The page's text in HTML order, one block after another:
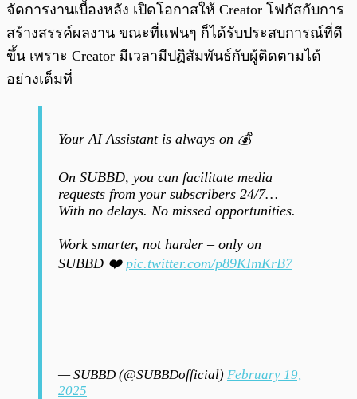
จัดการงานเบื้องหลัง เปิดโอกาสให้ Creator โฟกัสกับการ
สร้างสรรค์ผลงาน ขณะที่แฟนๆ ก็ได้รับประสบการณ์ที่ดี
ขึ้น เพราะ Creator มีเวลามีปฏิสัมพันธ์กับผู้ติดตามได้
อย่างเต็มที่
Your AI Assistant is always on 💰
On SUBBD, you can facilitate media
requests from your subscribers 24/7…
With no delays. No missed opportunities.
Work smarter, not harder – only on
SUBBD ❤️ pic.twitter.com/p89KImKrB7
— SUBBD (@SUBBDofficial) February 19,
2025